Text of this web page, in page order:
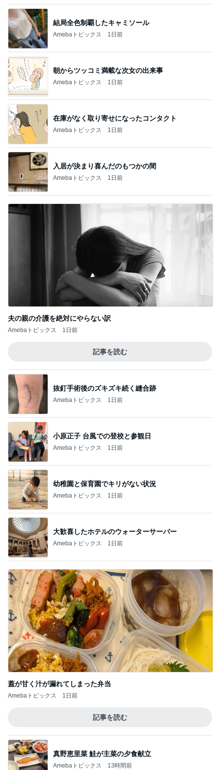
結局全色制覇したキャミソール
Amebaトピックス 1日前
朝からツッコミ満載な次女の出来事
Amebaトピックス 1日前
在庫がなく取り寄せになったコンタクト
Amebaトピックス 1日前
入居が決まり喜んだのもつかの間
Amebaトピックス 1日前
夫の親の介護を絶対にやらない訳
Amebaトピックス 1日前
記事を読む
抜釘手術後のズキズキ続く縫合跡
Amebaトピックス 1日前
小原正子 台風での登校と参観日
Amebaトピックス 1日前
幼稚園と保育園でキリがない状況
Amebaトピックス 1日前
大歓喜したホテルのウォーターサーバー
Amebaトピックス 1日前
蓋が甘く汁が漏れてしまった弁当
Amebaトピックス 1日前
記事を読む
真野恵里菜 鮭が主菜の夕食献立
Amebaトピックス 13時間前